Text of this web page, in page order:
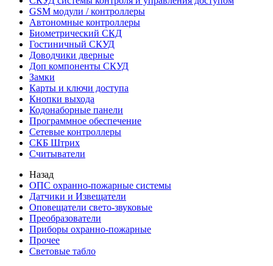
GSM модули / контроллеры
Автономные контроллеры
Биометрический СКД
Гостиничный СКУД
Доводчики дверные
Доп компоненты СКУД
Замки
Карты и ключи доступа
Кнопки выхода
Кодонаборные панели
Программное обеспечение
Сетевые контроллеры
СКБ Штрих
Считыватели
Назад
ОПС охранно-пожарные системы
Датчики и Извещатели
Оповещатели свето-звуковые
Преобразователи
Приборы охранно-пожарные
Прочее
Световые табло